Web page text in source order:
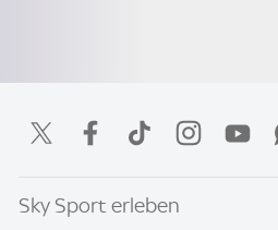
Sky Sport erleben